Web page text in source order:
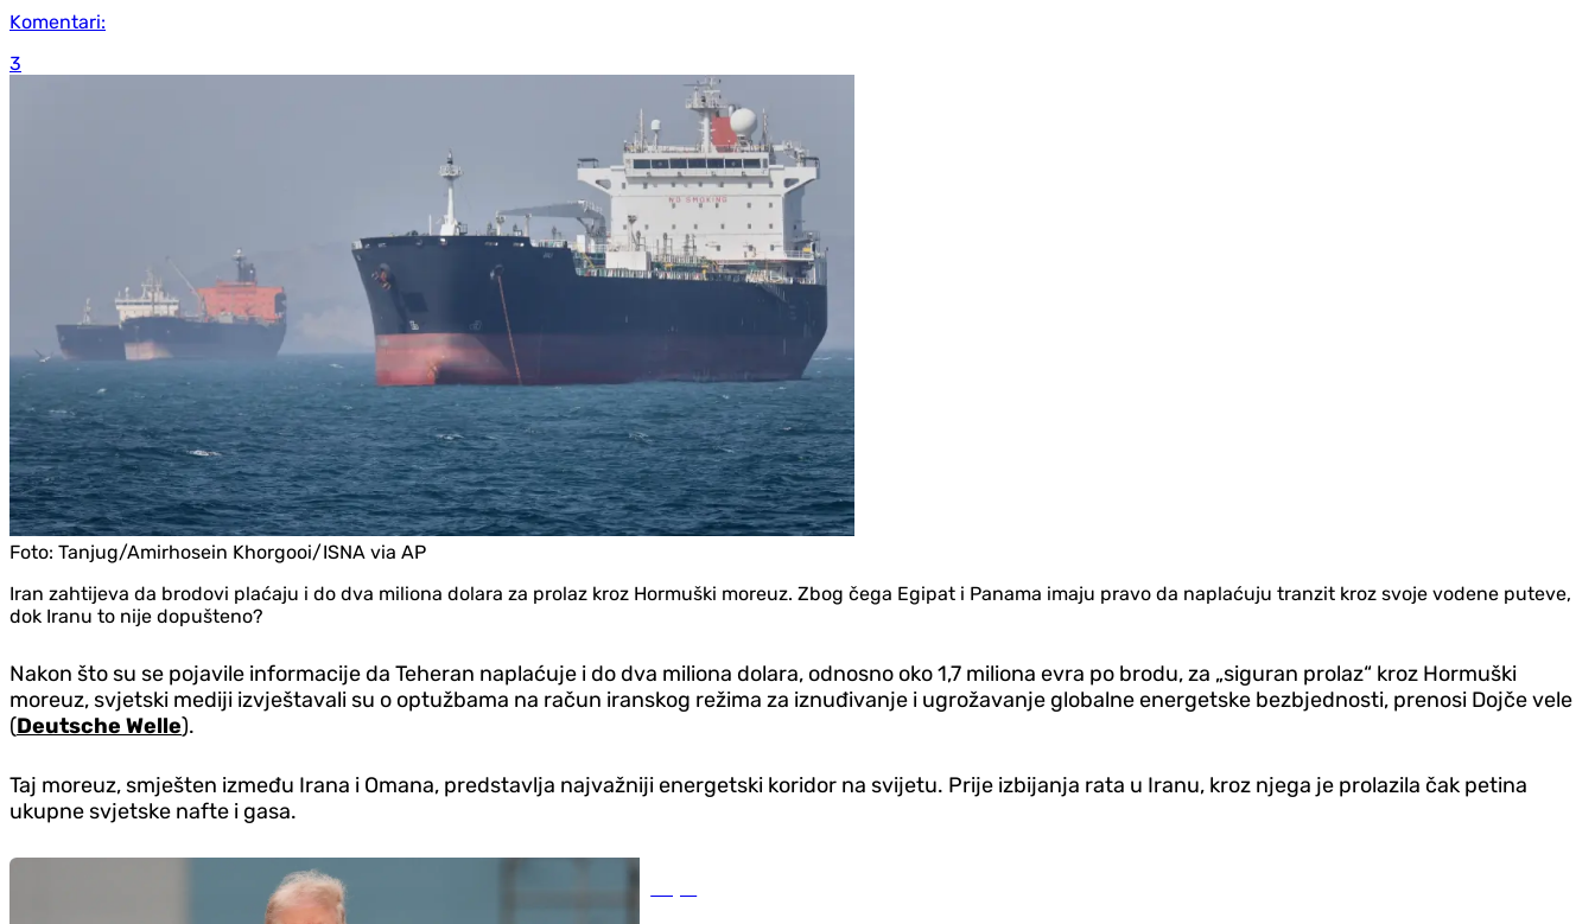
Komentari:
3
Foto: Tanjug/Amirhosein Khorgooi/ISNA via AP
Iran zahtijeva da brodovi plaćaju i do dva miliona dolara za prolaz kroz Hormuški moreuz. Zbog čega Egipat i Panama imaju pravo da naplaćuju tranzit kroz svoje vodene puteve,
dok Iranu to nije dopušteno?
Nakon što su se pojavile informacije da Teheran naplaćuje i do dva miliona dolara, odnosno oko 1,7 miliona evra po brodu, za „siguran prolaz“ kroz Hormuški
moreuz, svjetski mediji izvještavali su o optužbama na račun iranskog režima za iznuđivanje i ugrožavanje globalne energetske bezbjednosti, prenosi Dojče vele
(Deutsche Welle).
Taj moreuz, smješten između Irana i Omana, predstavlja najvažniji energetski koridor na svijetu. Prije izbijanja rata u Iranu, kroz njega je prolazila čak petina
ukupne svjetske nafte i gasa.